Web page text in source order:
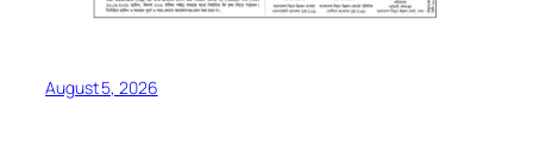
August 5, 2026